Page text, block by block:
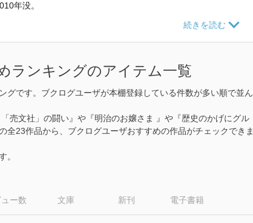
年没。
日本饗宴外交史』 で使われていた紹介文から引用していま
ランキングのアイテム一覧
グです。ブクログユーザが本棚登録している件数が多い順で並ん
売文社」の闘い』や『明治のお嬢さま 』や『歴史のかげにグル
全23作品から、ブクログユーザおすすめの作品がチェックできま
。
ー数 文庫 新刊 電子書籍